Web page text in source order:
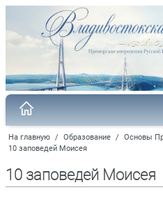
На главную / Образование / Основы
10 заповедей Моисея
10 заповедей Моисея